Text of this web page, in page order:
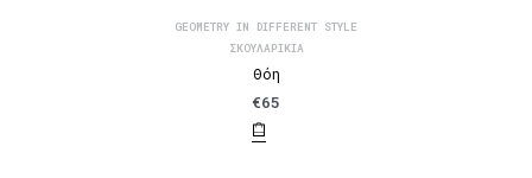
GEOMETRY IN DIFFERENT STYLE
ΣΚΟΥΛΑΡΊΚΙΑ
Θόη
€65